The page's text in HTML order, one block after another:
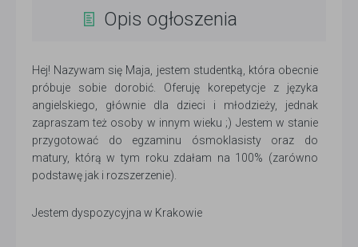
Opis ogłoszenia
Hej! Nazywam się Maja, jestem studentką, która obecnie
próbuje sobie dorobić. Oferuję korepetycje z języka
angielskiego, głównie dla dzieci i młodzieży, jednak
zapraszam też osoby w innym wieku ;) Jestem w stanie
przygotować do egzaminu ósmoklasisty oraz do
matury, którą w tym roku zdałam na 100% (zarówno
podstawę jak i rozszerzenie).
Jestem dyspozycyjna w Krakowie